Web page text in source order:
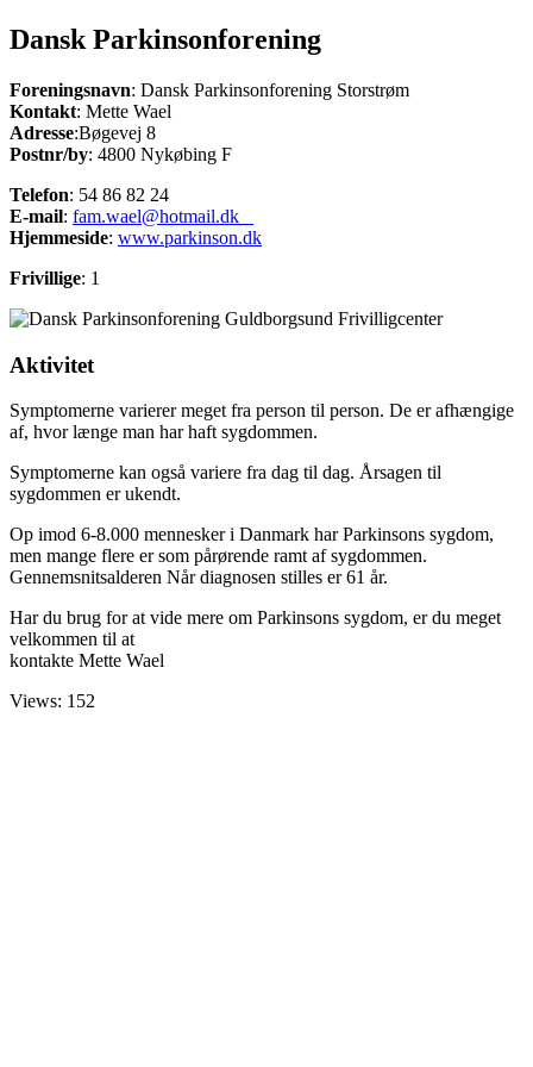
Dansk Parkinsonforening
Foreningsnavn: Dansk Parkinsonforening Storstrøm
Kontakt: Mette Wael
Adresse:Bøgevej 8
Postnr/by: 4800 Nykøbing F
Telefon: 54 86 82 24
E-mail: fam.wael@hotmail.dk
Hjemmeside: www.parkinson.dk
Frivillige: 1
Aktivitet
Symptomerne varierer meget fra person til person. De er afhængige
af, hvor længe man har haft sygdommen.
Symptomerne kan også variere fra dag til dag. Årsagen til
sygdommen er ukendt.
Op imod 6-8.000 mennesker i Danmark har Parkinsons sygdom,
men mange flere er som pårørende ramt af sygdommen.
Gennemsnitsalderen Når diagnosen stilles er 61 år.
Har du brug for at vide mere om Parkinsons sygdom, er du meget
velkommen til at
kontakte Mette Wael
Views: 152